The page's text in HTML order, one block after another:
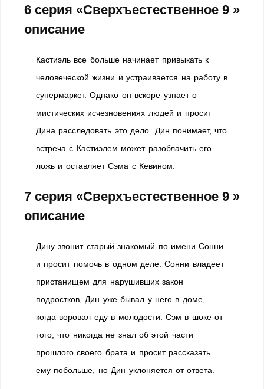
6 серия «Сверхъестественное 9 »
описание
Кастиэль все больше начинает привыкать к
человеческой жизни и устраивается на работу в
супермаркет. Однако он вскоре узнает о
мистических исчезновениях людей и просит
Дина расследовать это дело. Дин понимает, что
встреча с Кастиэлем может разоблачить его
ложь и оставляет Сэма с Кевином.
7 серия «Сверхъестественное 9 »
описание
Дину звонит старый знакомый по имени Сонни
и просит помочь в одном деле. Сонни владеет
пристанищем для нарушивших закон
подростков, Дин уже бывал у него в доме,
когда воровал еду в молодости. Сэм в шоке от
того, что никогда не знал об этой части
прошлого своего брата и просит рассказать
ему побольше, но Дин уклоняется от ответа.